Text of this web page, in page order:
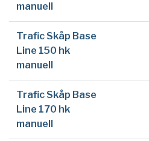
manuell
Trafic Skåp Base
Line 150 hk
manuell
Trafic Skåp Base
Line 170 hk
manuell